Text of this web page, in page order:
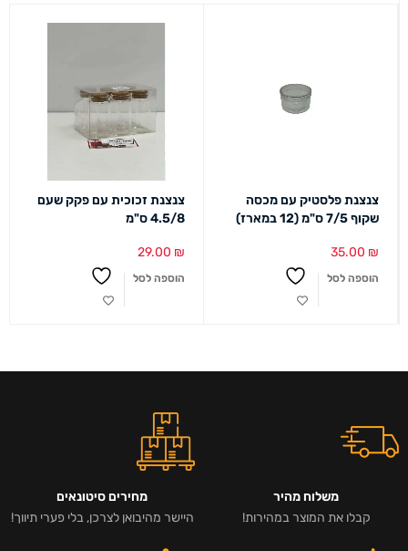
צנצנת פלסטיק עם מכסה
שקוף 7/5 ס"מ (12 במארז)
35.00 ₪
הוספה לסל
צנצנת זכוכית עם פקק שעם
4.5/8 ס"מ
29.00 ₪
הוספה לסל
משלוח מהיר
קבלו את המוצר במהירות!
מחירים סיטונאים
היישר מהיבואן לצרכן, בלי פערי תיווך!